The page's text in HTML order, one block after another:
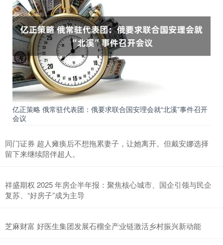
亿正策略 俄常驻代表团：俄要求联合国安理会就“北溪”事件召开
会议
同门证券 超人瘫痪后不想拖累妻子，让她离开。但戴安娜选择
留下来继续陪伴超人。
祥盛期权 2025 年房企半年报：聚焦核心城市、国企引领与民企
复苏、“好房子”成为主导
芝麻财富 好医生集团发展石榴全产业链激活乡村振兴新动能